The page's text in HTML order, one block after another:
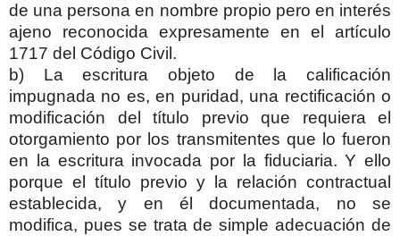
de una persona en nombre propio pero en interés
ajeno reconocida expresamente en el artículo
1717 del Código Civil.
b) La escritura objeto de la calificación
impugnada no es, en puridad, una rectificación o
modificación del título previo que requiera el
otorgamiento por los transmitentes que lo fueron
en la escritura invocada por la fiduciaria. Y ello
porque el título previo y la relación contractual
establecida, y en él documentada, no se
modifica, pues se trata de simple adecuación de